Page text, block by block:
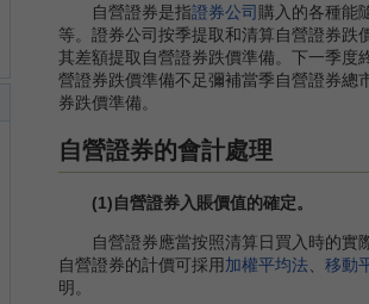
自營證券是指證券公司 購入的各種能
等。證券公司按季提取和清算自營證券跌
其差額提取自營證券跌價準備。下一季度
營證券跌價準備不足彌補當季自營證券總
券跌價準備。
自營證券的會計處理
(1)自營證券入賬價值的確定。
自營證券應當按照清算日買入時的實際
自營證券的計價可採用 加權平均法 移動
明。